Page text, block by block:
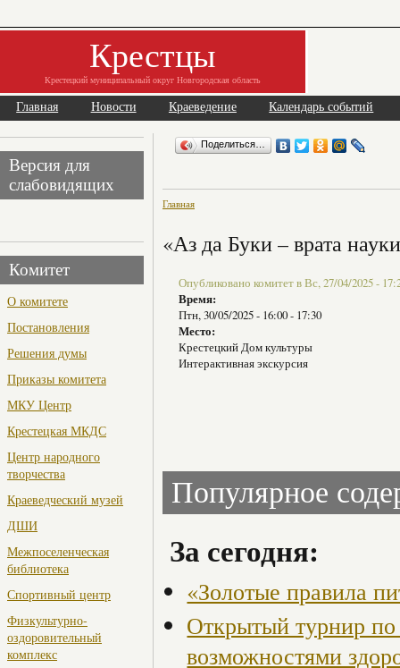
Крестцы
Крестецкий муниципальный округ Новгородская область
Главная Новости Краеведение Календарь событий
Версия для
слабовидящих
Комитет
О комитете
Постановления
Решения думы
Приказы комитета
МКУ Центр
Крестецкая МКДС
Центр народного
творчества
Краеведческий музей
ДШИ
Межпоселенческая
библиотека
Спортивный центр
Физкультурно-
оздоровительный
комплекс
Поделиться…
Главная
«Аз да Буки – врата
Опубликовано комитет в Вс, 27/04/2025 -
Время:
Птн, 30/05/2025 - 16:00- 17:30
Место:
Крестецкий Дом культуры
Интерактивная экскурсия
Популярное
За сегодня:
«Золотые правила
Открытый турнир
возможностями